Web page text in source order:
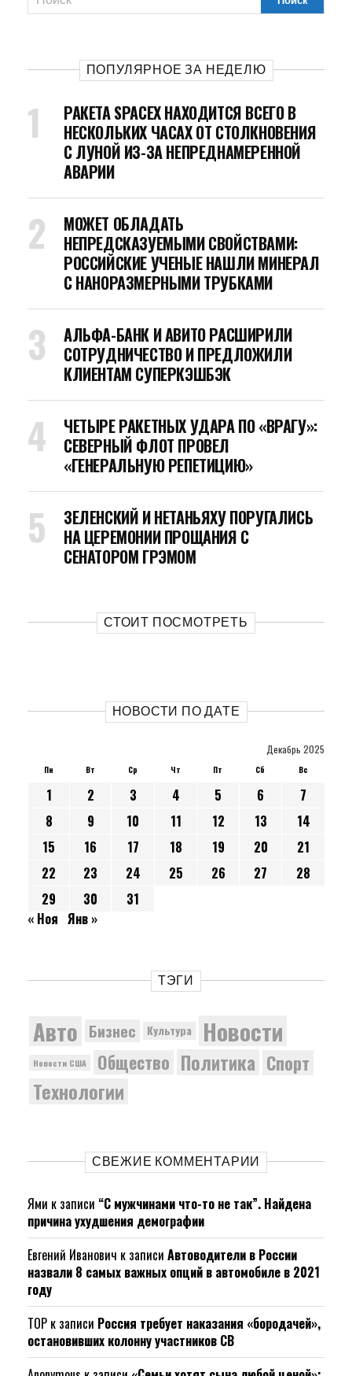
ПОПУЛЯРНОЕ ЗА НЕДЕЛЮ
РАКЕТА SPACEX НАХОДИТСЯ ВСЕГО В
НЕСКОЛЬКИХ ЧАСАХ ОТ СТОЛКНОВЕНИЯ
С ЛУНОЙ ИЗ-ЗА НЕПРЕДНАМЕРЕННОЙ
АВАРИИ
МОЖЕТ ОБЛАДАТЬ
НЕПРЕДСКАЗУЕМЫМИ СВОЙСТВАМИ:
РОССИЙСКИЕ УЧЕНЫЕ НАШЛИ МИНЕРАЛ
С НАНОРАЗМЕРНЫМИ ТРУБКАМИ
АЛЬФА-БАНК И АВИТО РАСШИРИЛИ
СОТРУДНИЧЕСТВО И ПРЕДЛОЖИЛИ
КЛИЕНТАМ СУПЕРКЭШБЭК
ЧЕТЫРЕ РАКЕТНЫХ УДАРА ПО «ВРАГУ»:
СЕВЕРНЫЙ ФЛОТ ПРОВЕЛ
«ГЕНЕРАЛЬНУЮ РЕПЕТИЦИЮ»
ЗЕЛЕНСКИЙ И НЕТАНЬЯХУ ПОРУГАЛИСЬ
НА ЦЕРЕМОНИИ ПРОЩАНИЯ С
СЕНАТОРОМ ГРЭМОМ
СТОИТ ПОСМОТРЕТЬ
НОВОСТИ ПО ДАТЕ
Декабрь 2025
Пн Вт Ср Чт Пт Сб Вс
1 2 3 4 5 6
7
8
9 10 11 12 13
14
15
16 17 18 19 20
21
22
23 24 25 26 27
28
29
30
31
« Ноя Янв »
ТЭГИ
Авто Бизнес Культура Новости
Новости США Общество Политика Спорт
Технологии
СВЕЖИЕ КОММЕНТАРИИ
Ями к записи “С мужчинами что-то не так”. Найдена
причина ухудшения демографии
Евгений Иванович к записи Автоводители в России
назвали 8 самых важных опций в автомобиле в 2021
году
ТОР к записи Россия требует наказания «бородачей»,
остановивших колонну участников СВ